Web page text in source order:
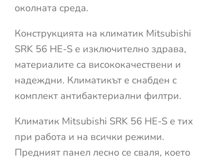
околната среда.
Конструкцията на климатик Mitsubishi
SRK 56 HE-S е изключително здрава,
материалите са висококачествени и
надеждни. Климатикът е снабден с
комплект антибактериални филтри.
Климатик Mitsubishi SRK 56 HE-S е тих
при работа и на всички режими.
Предният панел лесно се сваля, което